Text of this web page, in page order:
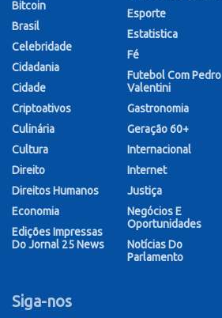
Bitcoin
Brasil
Celebridade
Cidadania
Cidade
Criptoativos
Culinária
Cultura
Direito
Direitos Humanos
Economia
Edições Impressas
Do Jornal 25 News
Esporte
Estatistica
Fé
Futebol Com Pedro
Valentini
Gastronomia
Geração 60+
Internacional
Internet
Justiça
Negócios E
Oportunidades
Notícias Do
Parlamento
Siga-nos